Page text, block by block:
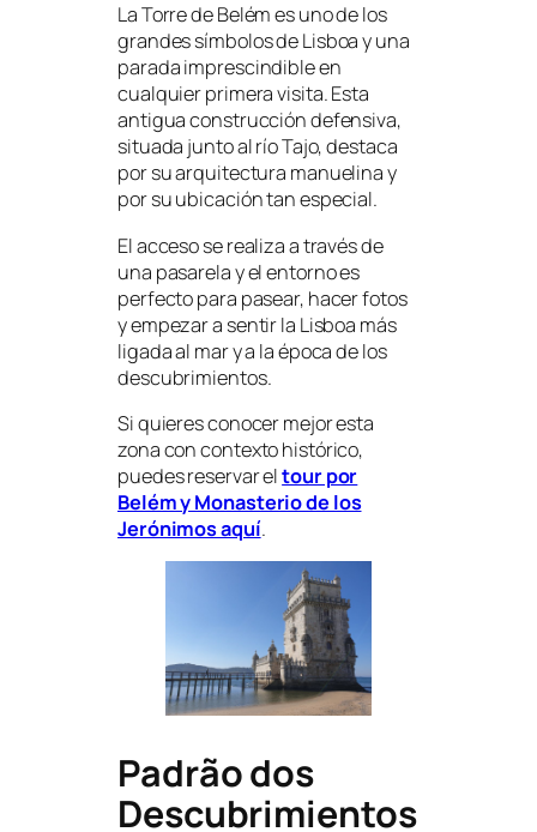
La Torre de Belém es uno de los
grandes símbolos de Lisboa y una
parada imprescindible en
cualquier primera visita. Esta
antigua construcción defensiva,
situada junto al río Tajo, destaca
por su arquitectura manuelina y
por su ubicación tan especial.
El acceso se realiza a través de
una pasarela y el entorno es
perfecto para pasear, hacer fotos
y empezar a sentir la Lisboa más
ligada al mar y a la época de los
descubrimientos.
Si quieres conocer mejor esta
zona con contexto histórico,
puedes reservar eltour por
Belém y Monasterio de los
Jerónimos aquí.
Padrão dos
Descubrimientos